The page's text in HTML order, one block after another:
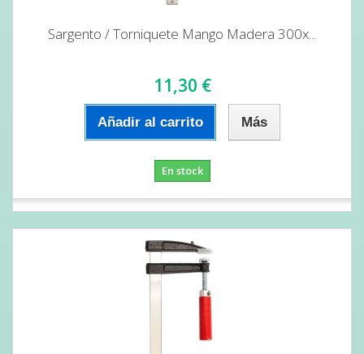
Sargento / Torniquete Mango Madera 300x...
11,30 €
Añadir al carrito Más
En stock